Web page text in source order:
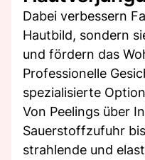
Dabei verbessern
Hautbild, sondern
und fördern das
Professionelle
spezialisierte
Von Peelings über
Sauerstoffzufuhr
strahlende und